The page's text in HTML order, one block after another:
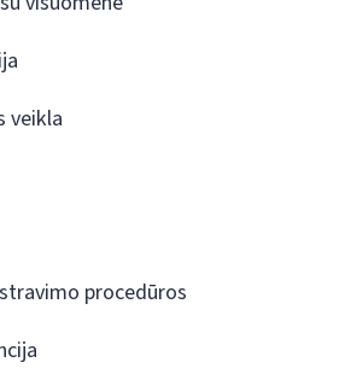
veikla
procedūros